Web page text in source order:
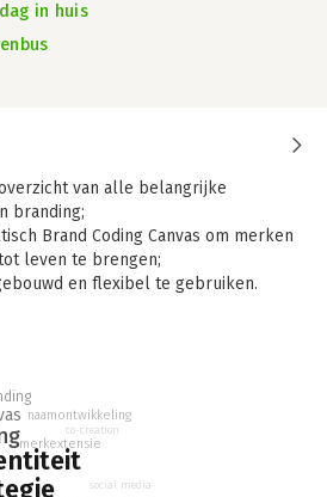
in huis
van alle belangrijke
branding;
Brand Coding Canvas om merken
leven te brengen;
en flexibel te gebruiken.
belicht bekende en minder
en biedt praktische
Coding Canvas, om bestaande
nieuwe tot leven te brengen.
boek alle relevante aspecten van
merkextensie
naamontwikkeling
co-creation
social media